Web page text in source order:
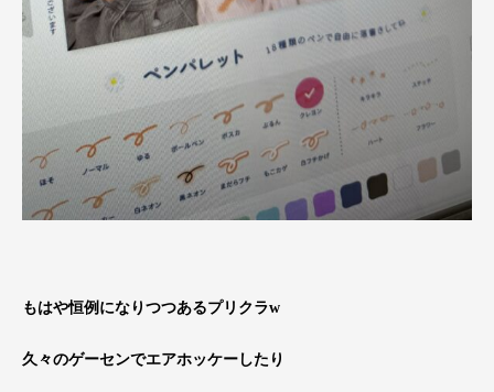
もはや恒例になりつつあるプリクラw
久々のゲーセンでエアホッケーしたり